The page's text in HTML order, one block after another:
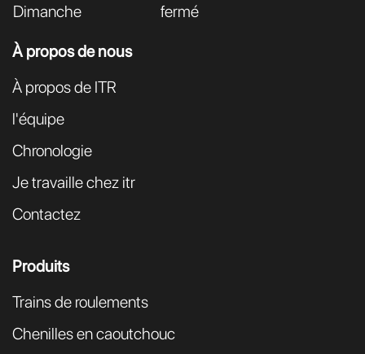
Dimanche
fermé
À propos de nous
À propos de ITR
l'équipe
Chronologie
Je travaille chez itr
Contactez
Produits
Trains de roulements
Chenilles en caoutchouc